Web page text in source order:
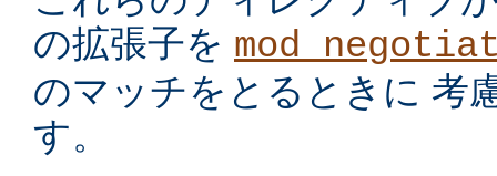
の拡張子を
のマッチをとるときに 考
す。